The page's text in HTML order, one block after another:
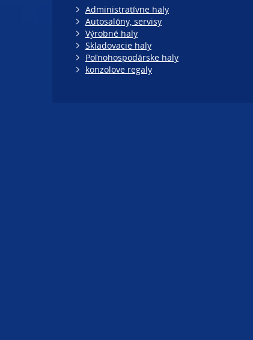
Administratívne haly
Autosalóny, servisy
Výrobné haly
Skladovacie haly
Poľnohospodárske haly
konzolove regaly